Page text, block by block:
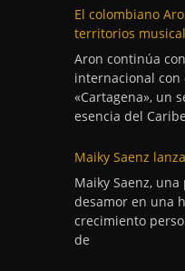
El colombiano
territorios
Aron continúa
internacional con
«Cartagena», un
esencia del Caribe
Maiky Saenz
Maiky Saenz,
desamor en una
crecimiento
de